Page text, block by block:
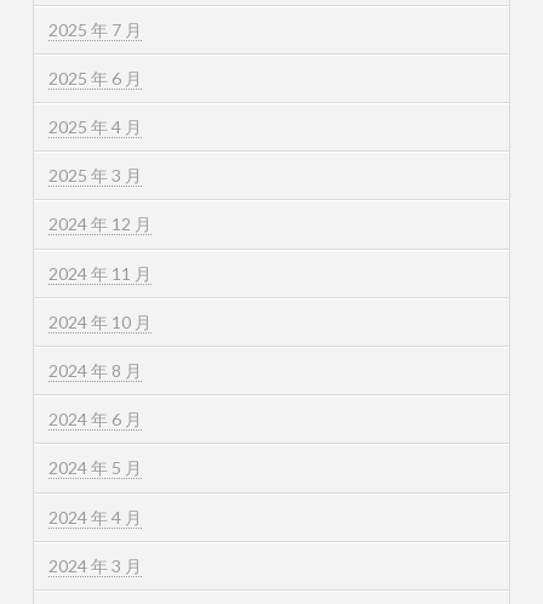
2025 年 7 月
2025 年 6 月
2025 年 4 月
2025 年 3 月
2024 年 12 月
2024 年 11 月
2024 年 10 月
2024 年 8 月
2024 年 6 月
2024 年 5 月
2024 年 4 月
2024 年 3 月